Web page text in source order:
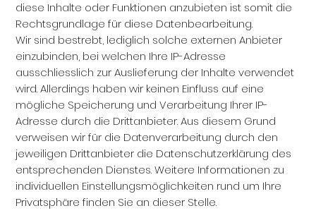
diese Inhalte oder Funktionen anzubieten ist somit die
Rechtsgrundlage für diese Datenbearbeitung.
Wir sind bestrebt, lediglich solche externen Anbieter
einzubinden, bei welchen Ihre IP-Adresse
ausschliesslich zur Auslieferung der Inhalte verwendet
wird. Allerdings haben wir keinen Einfluss auf eine
mögliche Speicherung und Verarbeitung Ihrer IP-
Adresse durch die Drittanbieter. Aus diesem Grund
verweisen wir für die Datenverarbeitung durch den
jeweiligen Drittanbieter die Datenschutzerklärung des
entsprechenden Dienstes. Weitere Informationen zu
individuellen Einstellungsmöglichkeiten rund um Ihre
Privatsphäre finden Sie an dieser Stelle.